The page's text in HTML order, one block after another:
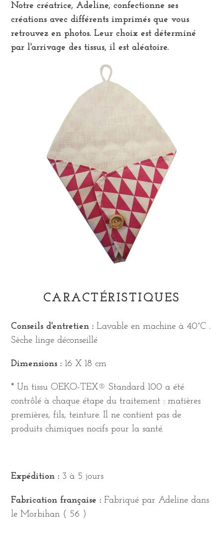
Notre créatrice, Adeline, confectionne ses
créations avec différents imprimés que vous
retrouvez en photos. Leur choix est déterminé
par l'arrivage des tissus, il est aléatoire.
CARACTÉRISTIQUES
Conseils d'entretien : Lavable en machine à 40°C .
Sèche linge déconseillé
Dimensions : 16 X 18 cm
* Un tissu OEKO-TEX® Standard 100 a été
contrôlé à chaque étape du traitement : matières
premières, fils, teinture. Il ne contient pas de
produits chimiques nocifs pour la santé.
Expédition : 3 à 5 jours
Fabrication française : Fabriqué par Adeline dans
le Morbihan ( 56 )